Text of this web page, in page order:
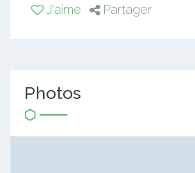
J'aime Partager
Photos